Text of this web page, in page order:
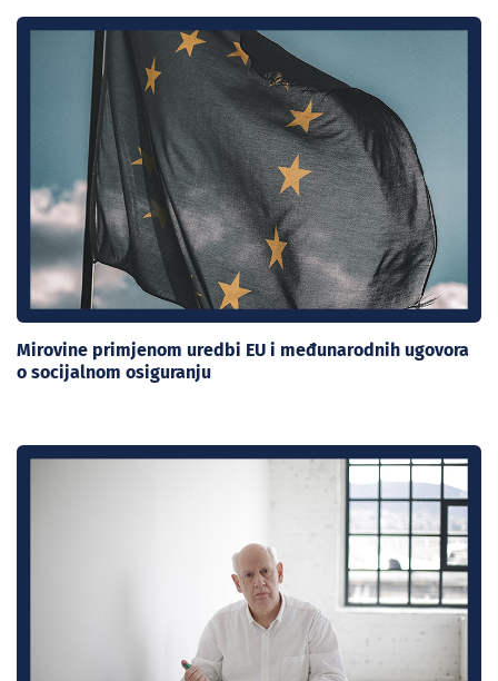
Mirovine primjenom uredbi EU i međunarodnih ugovora
o socijalnom osiguranju